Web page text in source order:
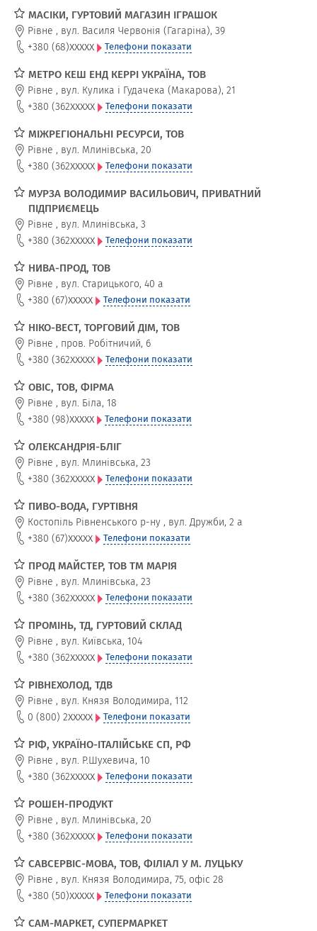
МАСІКИ, ГУРТОВИЙ МАГАЗИН ІГРАШОК
Рівне , вул. Василя Червонія (Гагаріна), 39
+380 (68)xxxxx Телефони показати
МЕТРО КЕШ ЕНД КЕРРІ УКРАЇНА, ТОВ
Рівне , вул. Кулика і Гудачека (Макарова), 21
+380 (362xxxxx Телефони показати
МІЖРЕГІОНАЛЬНІ РЕСУРСИ, ТОВ
Рівне , вул. Млинівська, 20
+380 (362xxxxx Телефони показати
МУРЗА ВОЛОДИМИР ВАСИЛЬОВИЧ, ПРИВАТНИЙ
ПІДПРИЄМЕЦЬ
Рівне , вул. Млинівська, 3
+380 (362xxxxx Телефони показати
НИВА-ПРОД, ТОВ
Рівне , вул. Старицького, 40 а
+380 (67)xxxxx Телефони показати
НІКО-ВЕСТ, ТОРГОВИЙ ДІМ, ТОВ
Рівне , пров. Робітничий, 6
+380 (362xxxxx Телефони показати
ОВІС, ТОВ, ФІРМА
Рівне , вул. Біла, 18
+380 (98)xxxxx Телефони показати
ОЛЕКСАНДРІЯ-БЛІГ
Рівне , вул. Млинівська, 23
+380 (362xxxxx Телефони показати
ПИВО-ВОДА, ГУРТІВНЯ
Костопіль Рівненського р-ну , вул. Дружби, 2 а
+380 (67)xxxxx Телефони показати
ПРОД МАЙСТЕР, ТОВ ТМ МАРІЯ
Рівне , вул. Млинівська, 23
+380 (362xxxxx Телефони показати
ПРОМІНЬ, ТД, ГУРТОВИЙ СКЛАД
Рівне , вул. Київська, 104
+380 (362xxxxx Телефони показати
РІВНЕХОЛОД, ТДВ
Рівне , вул. Князя Володимира, 112
0 (800) 2xxxxx Телефони показати
РІФ, УКРАЇНО-ІТАЛІЙСЬКЕ СП, РФ
Рівне , вул. Р.Шухевича, 10
+380 (362xxxxx Телефони показати
РОШЕН-ПРОДУКТ
Рівне , вул. Млинівська, 20
+380 (362xxxxx Телефони показати
САВСЕРВІС-МОВА, ТОВ, ФІЛІАЛ У М. ЛУЦЬКУ
Рівне , вул. Князя Володимира, 75, офіс 28
+380 (50)xxxxx Телефони показати
САМ-МАРКЕТ, СУПЕРМАРКЕТ